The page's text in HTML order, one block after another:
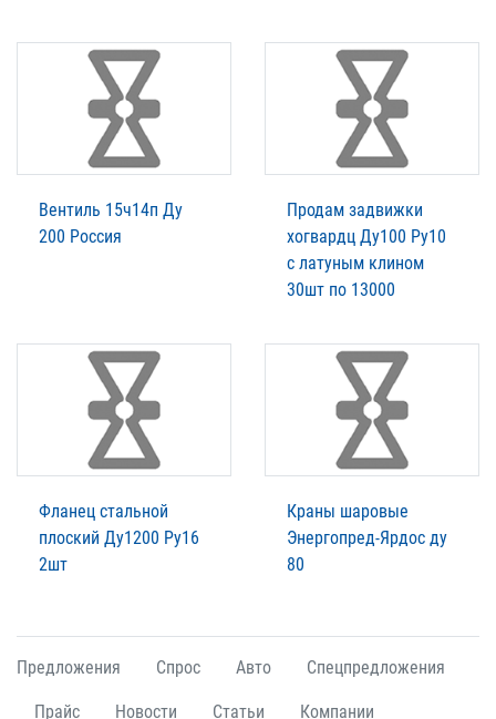
Вентиль 15ч14п Ду
200 Россия
Продам задвижки
хогвардц Ду100 Ру10
с латуным клином
30шт по 13000
Фланец стальной
плоский Ду1200 Ру16
2шт
Краны шаровые
Энергопред-Ярдос ду
80
Предложения Спрос Авто Спецпредложения
Прайс Новости Статьи Компании